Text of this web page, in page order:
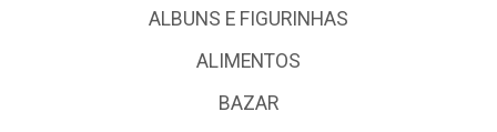
ALBUNS E FIGURINHAS
ALIMENTOS
BAZAR